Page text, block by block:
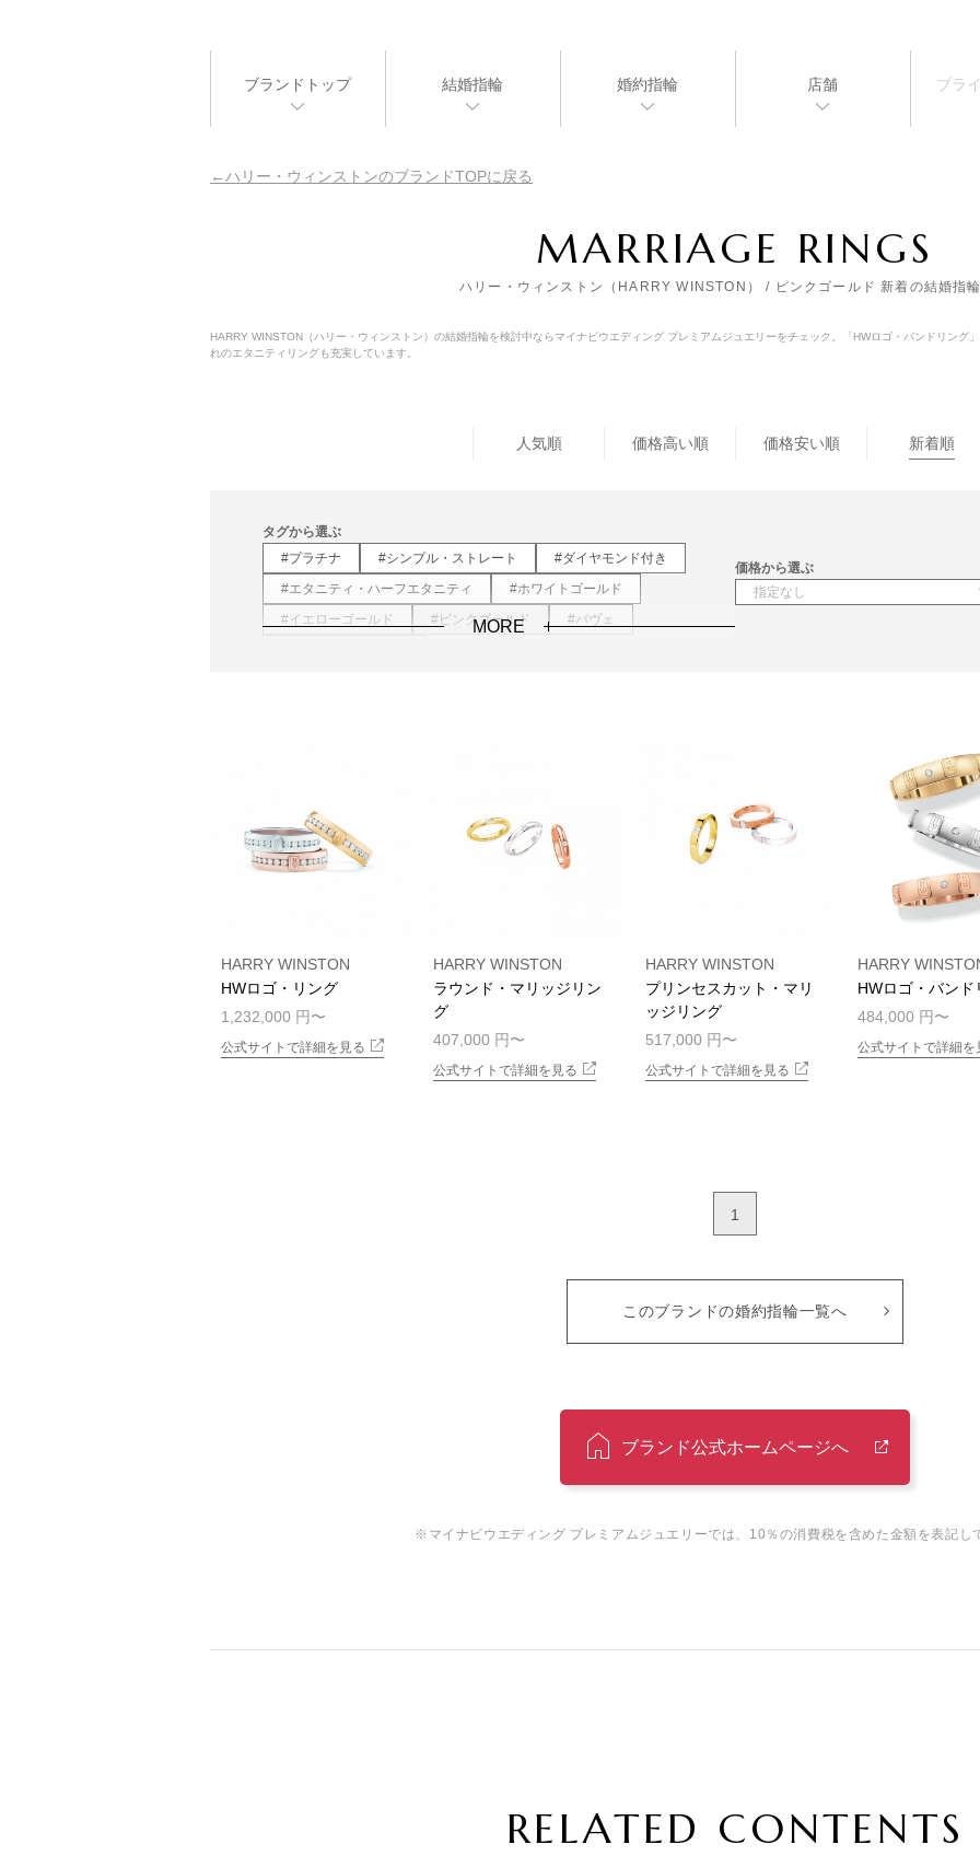
ブランドトップ 結婚指輪 婚約指輪 店舗 ブラ
ハリー・ウィンストンのブランドTOPに戻る
MARRIAGE RINGS
ハリー・ウィンストン（HARRY WINSTON） / ピンクゴールド 新着の結婚指
HARRY WINSTON（ハリー・ウィンストン）の結婚指輪を検討中ならマイナビウエディング プレミアムジュエリーをチェック。「HWロゴ・バンドリング
れのエタニティリングも充実しています。
人気順 価格高い順 価格安い順 新着順
タグから選ぶ
#プラチナ
#シンプル・ストレート
#ダイヤモンド付き
#エタニティ・ハーフエタニティ
#ホワイトゴールド
#イエローゴールド
#ピンクゴールド
#パヴェ
MORE
価格から選ぶ
HARRY WINSTON
HWロゴ・リング
1,232,000 円
公式サイトで詳細を見る
HARRY WINSTON
ラウンド・マリッジリン
グ
407,000 円
公式サイトで詳細を見る
HARRY WINSTON
プリンセスカット・マリ
ッジリング
517,000 円
公式サイトで詳細を見る
HARRY
HWロゴ・バンド
484,000 円
公式サイトで詳細を
1
このブランドの婚約指輪一覧へ
ブランド公式ホームページへ
※マイナビウエディング プレミアムジュエリーでは、10％の消費税を含めた金額を表記し
RELATED CONTENTS